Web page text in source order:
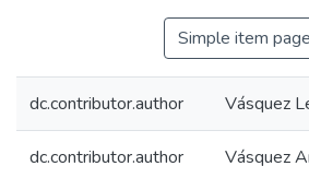
Simple item page
dc.contributor.author Vásquez
dc.contributor.author Vásquez